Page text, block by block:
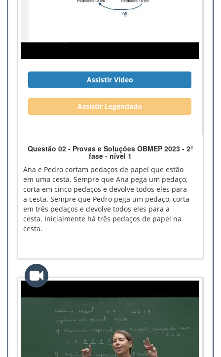
Assistir Vídeo
Assistir Legendado
Questão 02 - Provas e Soluções OBMEP 2023 - 2ª
fase - nível 1
Ana e Pedro cortam pedaços de papel que estão
em uma cesta. Sempre que Ana pega um pedaço,
corta em cinco pedaços e devolve todos eles para
a cesta. Sempre que Pedro pega um pedaço, corta
em três pedaços e devolve todos eles para a
cesta. Inicialmente há três pedaços de papel na
cesta.